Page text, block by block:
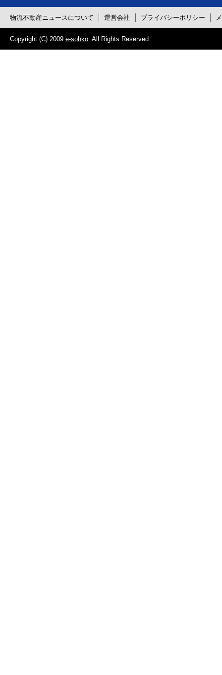
物流不動産ニュースについて 運営会社 プライバシーポリシー
Copyright (C) 2009 e-sohko . All Rights Reserved.